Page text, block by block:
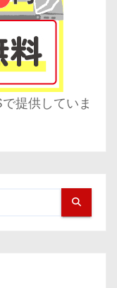
提供していま